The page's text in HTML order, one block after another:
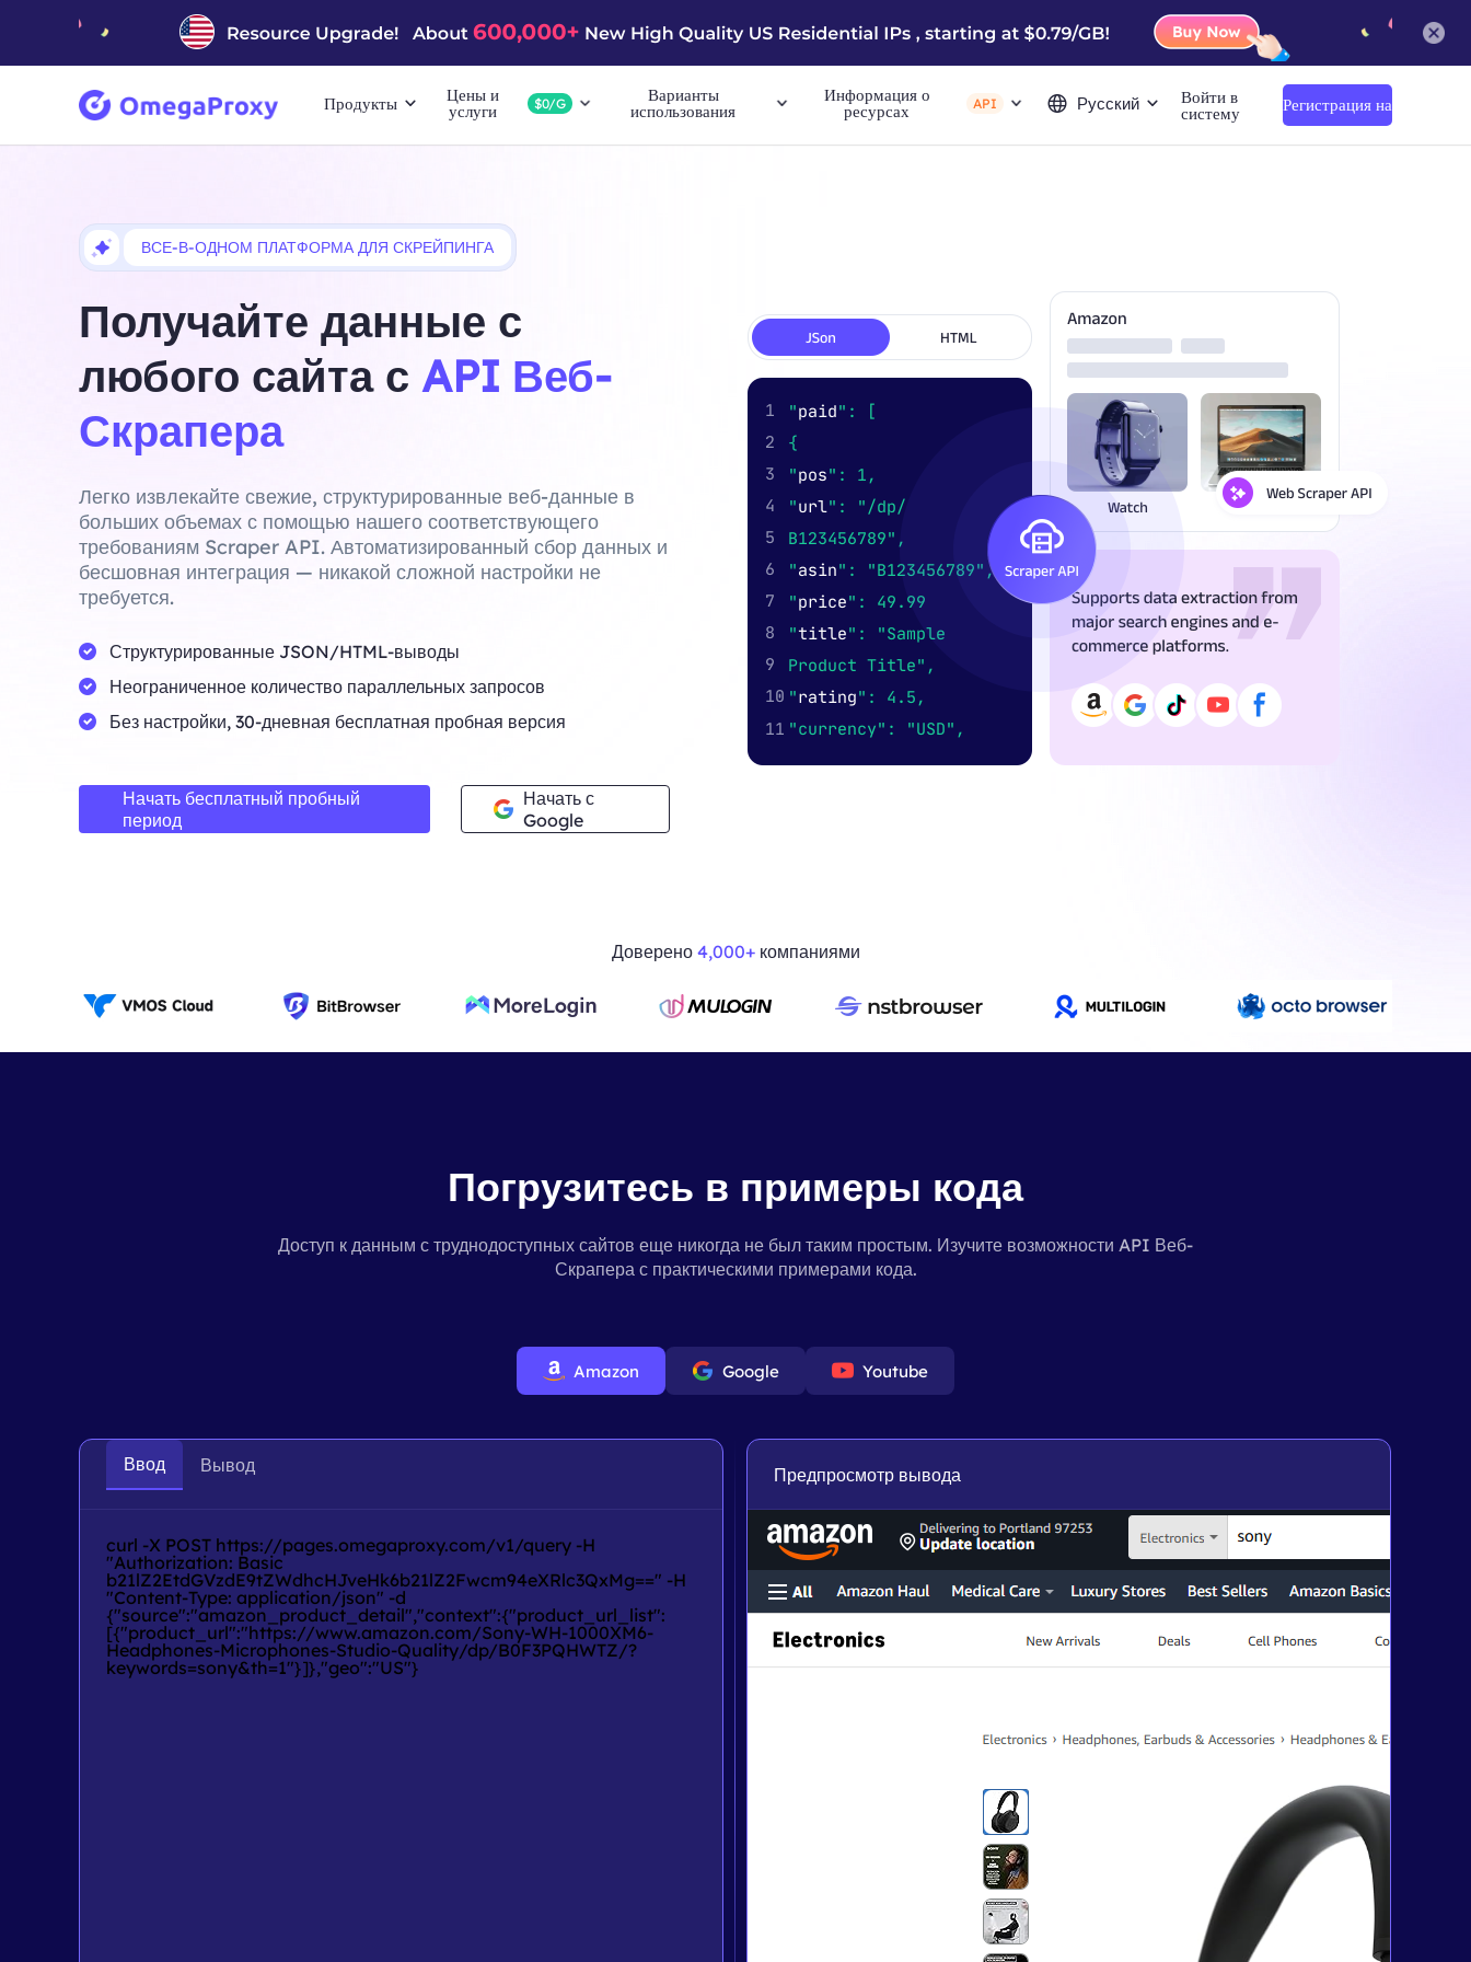
Продукты Цены и
услуги $0/G Варианты
использования
Информация о
ресурсах API Русский Войти в
систему
Регистрация на
сайте
ВСЕ-В-ОДНОМ ПЛАТФОРМА ДЛЯ СКРЕЙПИНГА
Получайте данные с
любого сайта с API Веб-
Скрапера
Легко извлекайте свежие, структурированные веб-данные в
больших объемах с помощью нашего соответствующего
требованиям Scraper API. Автоматизированный сбор данных и
бесшовная интеграция — никакой сложной настройки не
требуется.
Структурированные JSON/HTML-выводы
Неограниченное количество параллельных запросов
Без настройки, 30-дневная бесплатная пробная версия
Начать бесплатный пробный
период
Начать с
Google
Доверено 4,000+компаниями
Погрузитесь в примеры кода
Доступ к данным с труднодоступных сайтов еще никогда не был таким простым. Изучите возможности API Веб-
Скрапера с практическими примерами кода.
Amazon Google Youtube
Ввод Вывод
curl -X POST https://pages.omegaproxy.com/v1/query -H
"Authorization: Basic
b21lZ2EtdGVzdE9tZWdhcHJveHk6b21lZ2Fwcm94eXRlc3QxMg==" -H
"Content-Type: application/json" -d
{"source":"amazon_product_detail","context":{"product_url_list":
[{"product_url":"https://www.amazon.com/Sony-WH-1000XM6-
Headphones-Microphones-Studio-Quality/dp/B0F3PQHWTZ/?
keywords=sony&th=1"}]},"geo":"US"}
Предпросмотр вывода